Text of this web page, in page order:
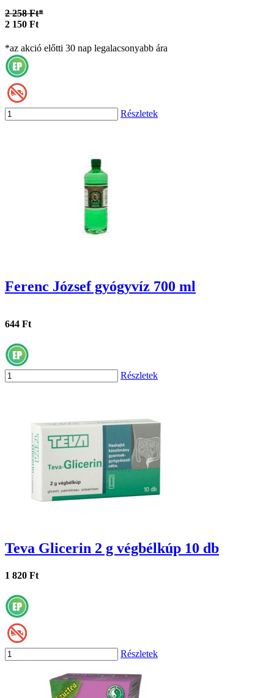
2 258 Ft*
2 150 Ft
*az akció előtti 30 nap legalacsonyabb ára
Részletek
Ferenc József gyógyvíz 700 ml
644 Ft
Részletek
Teva Glicerin 2 g végbélkúp 10 db
1 820 Ft
Részletek